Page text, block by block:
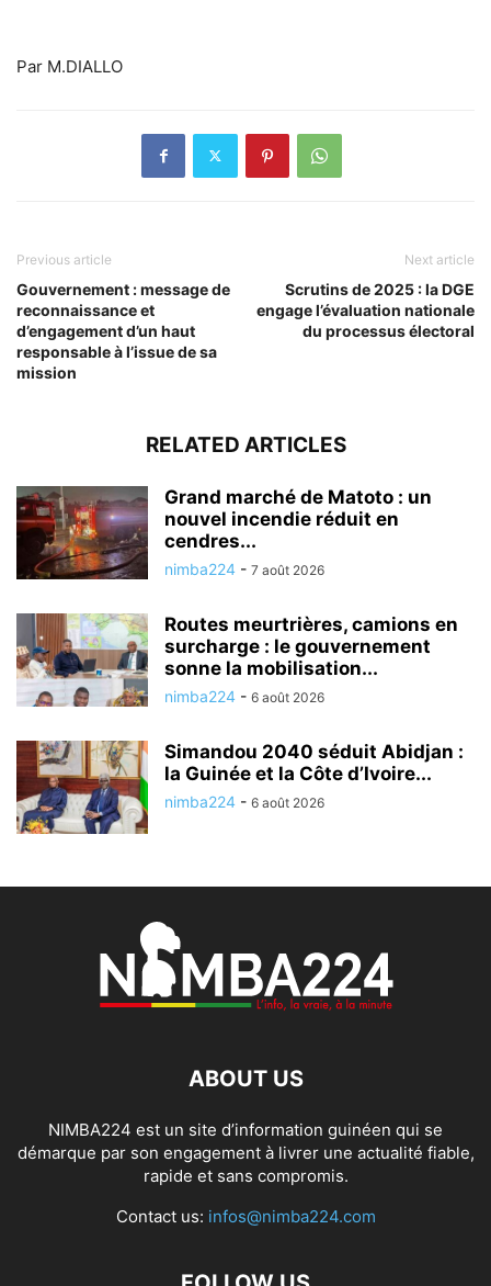
Par M.DIALLO
Previous article
Gouvernement : message de
reconnaissance et
d’engagement d’un haut
responsable à l’issue de sa
mission
Next article
Scrutins de 2025 : la DGE
engage l’évaluation nationale
du processus électoral
RELATED ARTICLES
Grand marché de Matoto : un
nouvel incendie réduit en
cendres...
nimba224 - 7 août 2026
Routes meurtrières, camions en
surcharge : le gouvernement
sonne la mobilisation...
nimba224 - 6 août 2026
Simandou 2040 séduit Abidjan :
la Guinée et la Côte d’Ivoire...
nimba224 - 6 août 2026
ABOUT US
NIMBA224 est un site d’information guinéen qui se
démarque par son engagement à livrer une actualité fiable,
rapide et sans compromis.
Contact us: infos@nimba224.com